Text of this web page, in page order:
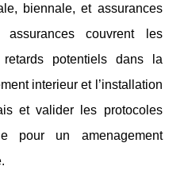
biennale, et assurances
assurances couvrent les
potentiels dans la
interieur et l’installation
et valider les protocoles
pour un amenagement